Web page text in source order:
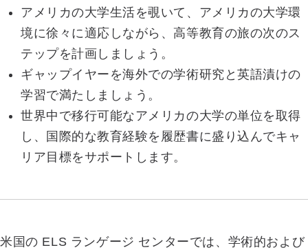
アメリカの大学生活を覗いて、アメリカの大学環
境に徐々に適応しながら、高等教育の旅の次のス
テップを計画しましょう。
ギャップイヤーを海外での学術研究と英語漬けの
学習で満たしましょう。
世界中で移行可能なアメリカの大学の単位を取得
し、国際的な教育経験を履歴書に盛り込んでキャ
リア目標をサポートします。
米国の ELS ランゲージ センターでは、学術的および